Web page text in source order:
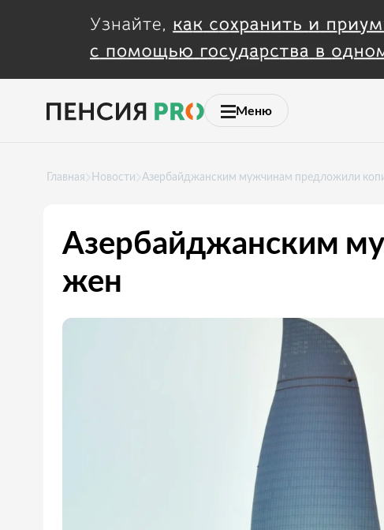
Меню
Главная Новости Азербайджанским мужчинам предложили
Азербайджанским
жен